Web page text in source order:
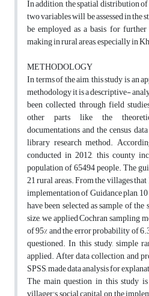
In addition, the spatial distribution
two variables will be assessed in the
be employed as a basis for
making in rural areas, especially in
METHODOLOGY
In terms of the aim, this study is an
methodology it is a descriptive-
been collected through field
other parts like the
documentations and the census
library research method.
conducted in 2012, this county
population of 65494 people. The
21 rural areas. From the villages that
implementation of Guidance plan,
have been selected as sample of
size, we applied Cochran sampling
of 95% and the error probability of
questioned. In this study, simple
applied. After data collection, and
SPSS, made data analysis for
The main question in this study